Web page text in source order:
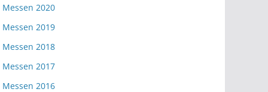
Messen 2020
Messen 2019
Messen 2018
Messen 2017
Messen 2016